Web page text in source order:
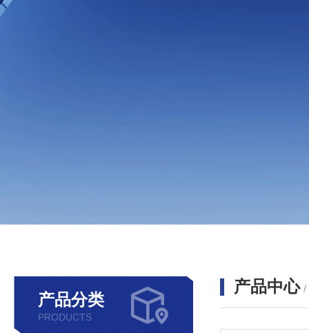
产品分类
PRODUCTS
产品中心 /